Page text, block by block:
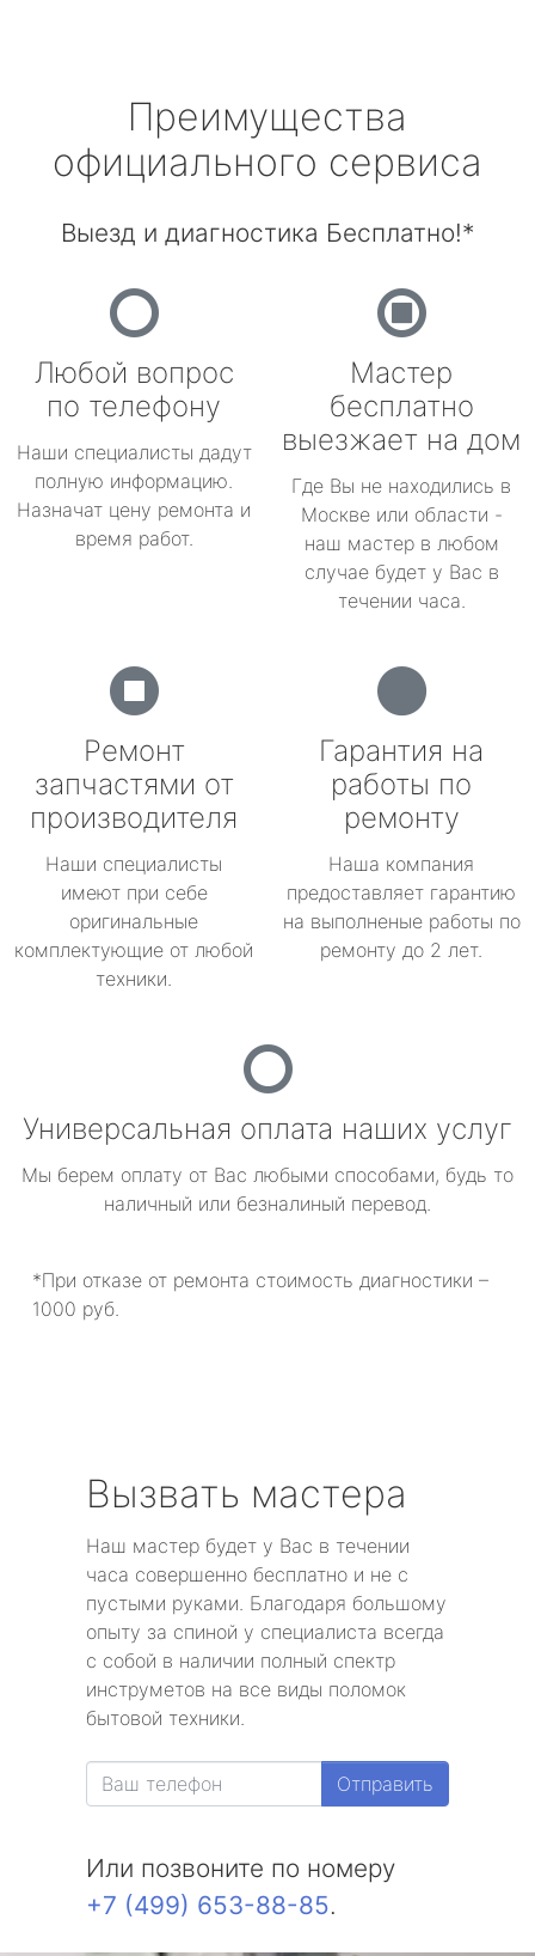
Преимущества
официального сервиса
Выезд и диагностика Бесплатно!*
Любой вопрос
по телефону
Наши специалисты дадут
полную информацию.
Назначат цену ремонта и
время работ.
Мастер
бесплатно
выезжает на дом
Где Вы не находились в
Москве или области -
наш мастер в любом
случае будет у Вас в
течении часа.
Ремонт
запчастями от
производителя
Наши специалисты
имеют при себе
оригинальные
комплектующие от любой
техники.
Гарантия на
работы по
ремонту
Наша компания
предоставляет гарантию
на выполненые работы по
ремонту до 2 лет.
Универсальная оплата наших услуг
Мы берем оплату от Вас любыми способами, будь то
наличный или безналиный перевод.
*При отказе от ремонта стоимость диагностики –
1000 руб.
Вызвать мастера
Наш мастер будет у Вас в течении
часа совершенно бесплатно и не с
пустыми руками. Благодаря большому
опыту за спиной у специалиста всегда
с собой в наличии полный спектр
инструметов на все виды поломок
бытовой техники.
Отправить
Или позвоните по номеру
+7 (499) 653-88-85.